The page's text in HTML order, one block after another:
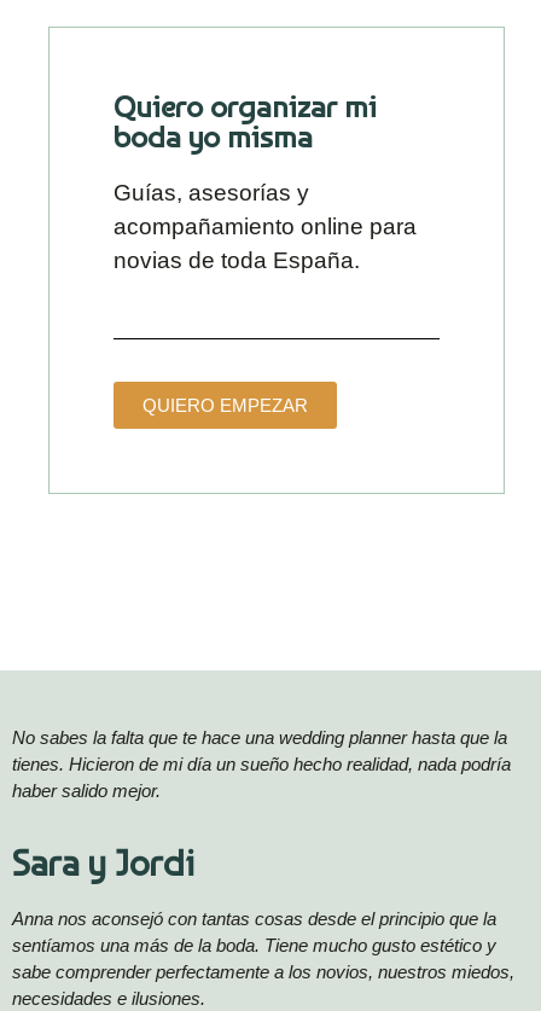
Quiero organizar mi
boda yo misma
Guías, asesorías y
acompañamiento online para
novias de toda España.
QUIERO EMPEZAR
No sabes la falta que te hace una wedding planner hasta que la
tienes. Hicieron de mi día un sueño hecho realidad, nada podría
haber salido mejor.
Sara y Jordi
Anna nos aconsejó con tantas cosas desde el principio que la
sentíamos una más de la boda. Tiene mucho gusto estético y
sabe comprender perfectamente a los novios, nuestros miedos,
necesidades e ilusiones.